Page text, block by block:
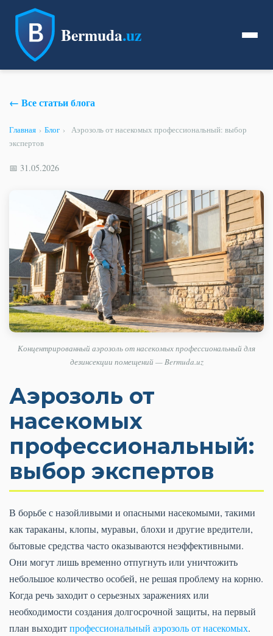
Bermuda.uz
← Все статьи блога
Главная › Блог ›
Аэрозоль от насекомых профессиональный: выбор
экспертов
📅 31.05.2026
Концентрированный аэрозоль от насекомых профессиональный для
дезинсекции помещений — Bermuda.uz
Аэрозоль от
насекомых
профессиональный:
выбор экспертов
В борьбе с назойливыми и опасными насекомыми, такими
как тараканы, клопы, муравьи, блохи и другие вредители,
бытовые средства часто оказываются неэффективными.
Они могут лишь временно отпугнуть или уничтожить
небольшое количество особей, не решая проблему на корню.
Когда речь заходит о серьезных заражениях или
необходимости создания долгосрочной защиты, на первый
план выходитпрофессиональный аэрозоль от насекомых.